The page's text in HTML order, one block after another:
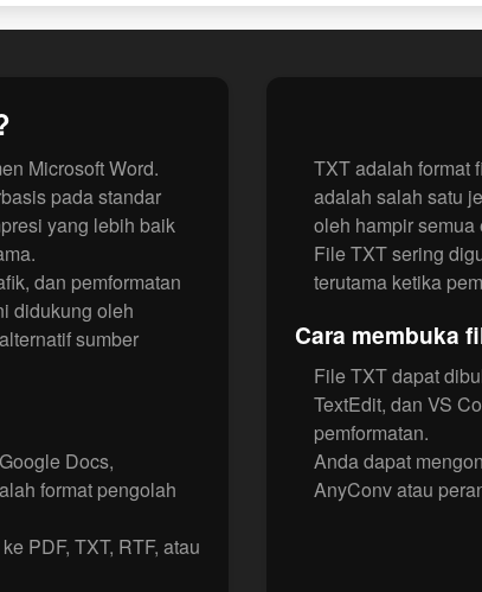
Microsoft Word.
pada standar
yang lebih baik
dan pemformatan
didukung oleh
sumber
Docs,
format pengolah
PDF, TXT, RTF, atau
TXT adalah format
adalah salah satu
oleh hampir semua
File TXT sering
terutama ketika
Cara membuka
File TXT dapat
TextEdit, dan VS
pemformatan.
Anda dapat
AnyConv atau